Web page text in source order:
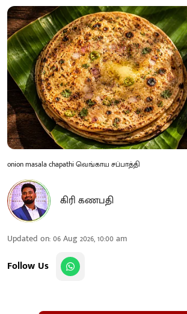
onion masala chapathi வெங்காய சப்பாத்தி
கிரி கணபதி
Updated on:06 Aug 2026, 10:00 am
Follow Us